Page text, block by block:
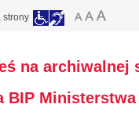
strony
na archiwalnej
BIP